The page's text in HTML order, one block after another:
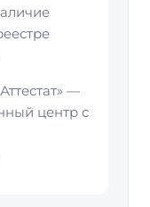
—
центр с